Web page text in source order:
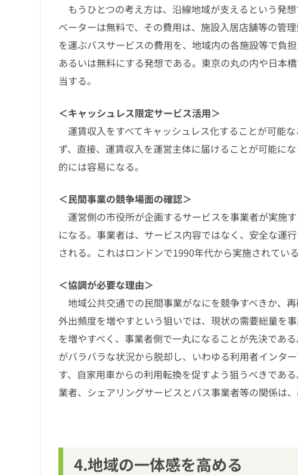
もうひとつの考え方は、沿線地域が支えるという発
ベーターは無料で、その費用は、施設入居店舗等の管
を運ぶバスサービスの費用を、地域内の各施設等で負
あるいは無料にする発想である。東京の丸の内や日本
当する。
＜キャッシュレス限定サービス活用＞
運賃収入をすべてキャッシュレス化することが可能
ず、直接、運賃収入を運営主体に届けることが可能に
的には容易になる。
＜民間事業の競争場面の確認＞
運営側の市役所が企画するサービスを事業者が実施
になる。事業者は、サービス内容ではなく、安全な運
される。これはロンドンで1990年代から実施されてい
＜協調が必要な理由＞
地域公共交通での民間事業がなにを競争すべきか、
外出頻度を増やすという狙いでは、現状の需要総量を
を増やすべく、事業者側で一丸になることが先決であ
がバラバラな状況から脱却し、いわゆる利用者インタ
す、自家用車からの利用転換を促すよう狙うべきであ
業者、シェアリングサービスとバス事業者等の関係は
4.地域の一体感を高める